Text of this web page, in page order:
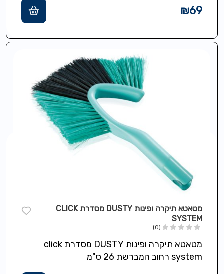
₪69
מטאטא תיקרה ופינות DUSTY מסדרת CLICK
SYSTEM
(0)
מטאטא תיקרה ופינות DUSTY מסדרת click
system רחוב המברשת 26 ס"מ